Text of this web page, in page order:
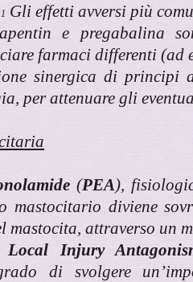
1 Gli effetti avversi più
e pregabalina
farmaci differenti
sinergica di principi
per attenuare gli
(PEA),
mastocitario diviene
attraverso un
Injury
di svolgere